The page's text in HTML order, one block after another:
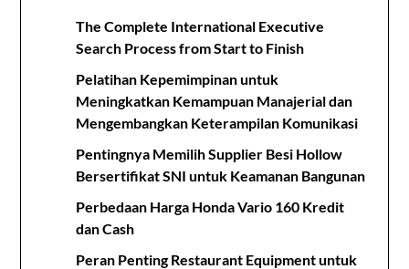
The Complete International Executive
Search Process from Start to Finish
Pelatihan Kepemimpinan untuk
Meningkatkan Kemampuan Manajerial dan
Mengembangkan Keterampilan Komunikasi
Pentingnya Memilih Supplier Besi Hollow
Bersertifikat SNI untuk Keamanan Bangunan
Perbedaan Harga Honda Vario 160 Kredit
dan Cash
Peran Penting Restaurant Equipment untuk